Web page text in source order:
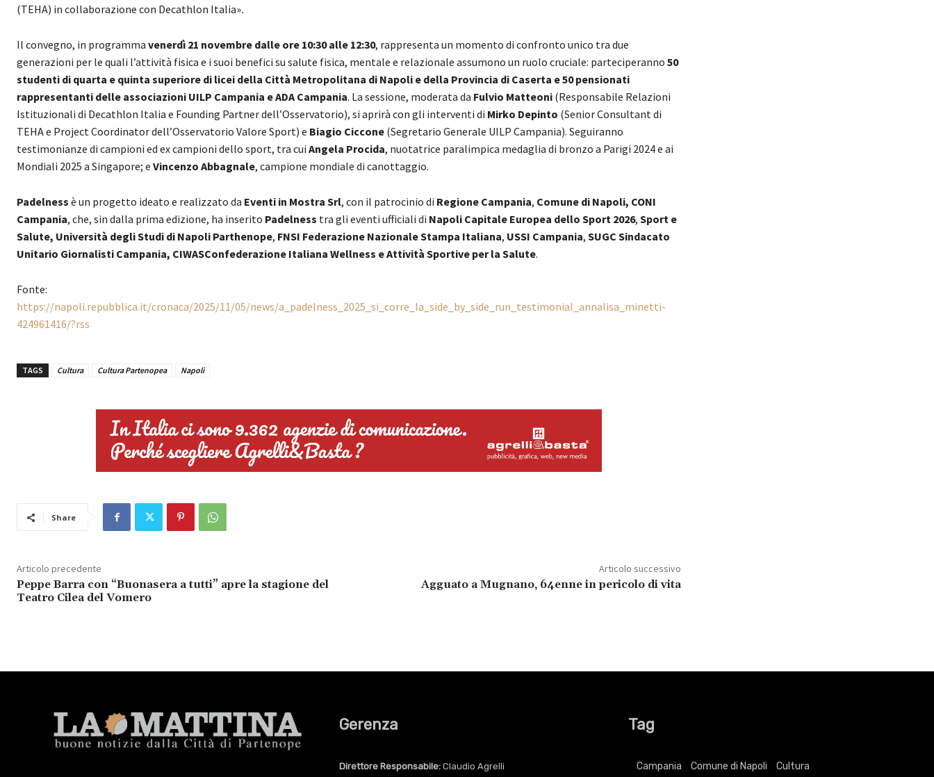
(TEHA) in collaborazione con Decathlon Italia».
Il convegno, in programma venerdì 21 novembre dalle ore 10:30 alle 12:30, rappresenta un momento di confronto unico tra due
generazioni per le quali l’attività fisica e i suoi benefici su salute fisica, mentale e relazionale assumono un ruolo cruciale: parteciperanno 50
studenti di quarta e quinta superiore di licei della Città Metropolitana di Napoli e della Provincia di Caserta e 50 pensionati
rappresentanti delle associazioni UILP Campania e ADA Campania. La sessione, moderata da Fulvio Matteoni (Responsabile Relazioni
Istituzionali di Decathlon Italia e Founding Partner dell’Osservatorio), si aprirà con gli interventi di Mirko Depinto (Senior Consultant di
TEHA e Project Coordinator dell’Osservatorio Valore Sport) e Biagio Ciccone (Segretario Generale UILP Campania). Seguiranno
testimonianze di campioni ed ex campioni dello sport, tra cui Angela Procida, nuotatrice paralimpica medaglia di bronzo a Parigi 2024 e ai
Mondiali 2025 a Singapore; e Vincenzo Abbagnale, campione mondiale di canottaggio.
Padelness è un progetto ideato e realizzato da Eventi in Mostra Srl, con il patrocinio di Regione Campania, Comune di Napoli, CONI
Campania, che, sin dalla prima edizione, ha inserito Padelness tra gli eventi ufficiali di Napoli Capitale Europea dello Sport 2026, Sport e
Salute, Università degli Studi di Napoli Parthenope, FNSI Federazione Nazionale Stampa Italiana, USSI Campania, SUGC Sindacato
Unitario Giornalisti Campania, CIWASConfederazione Italiana Wellness e Attività Sportive per la Salute.
Fonte:
https://napoli.repubblica.it/cronaca/2025/11/05/news/a_padelness_2025_si_corre_la_side_by_side_run_testimonial_annalisa_minetti-
424961416/?rss
TAGS Cultura Cultura Partenopea Napoli
Share
Articolo precedente
Peppe Barra con “Buonasera a tutti” apre la stagione del
Teatro Cilea del Vomero
Articolo successivo
Agguato a Mugnano, 64enne in pericolo di vita
Gerenza
Direttore Responsabile: Claudio Agrelli
Tag
Campania Comune di Napoli Cultura